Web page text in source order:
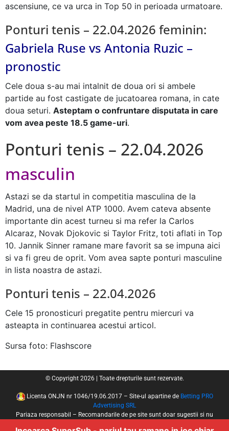
ascensiune, ce va urca in Top 50 in perioada urmatoare.
Ponturi tenis – 22.04.2026 feminin:
Gabriela Ruse vs Antonia Ruzic –
pronostic
Cele doua s-au mai intalnit de doua ori si ambele
partide au fost castigate de jucatoarea romana, in cate
doua seturi. Asteptam o confruntare disputata in care
vom avea peste 18.5 game-uri.
Ponturi tenis – 22.04.2026
masculin
Astazi se da startul in competitia masculina de la
Madrid, una de nivel ATP 1000. Avem cateva absente
importante din acest turneu si ma refer la Carlos
Alcaraz, Novak Djokovic si Taylor Fritz, toti aflati in Top
10. Jannik Sinner ramane mare favorit sa se impuna aici
si va fi greu de oprit. Vom avea sapte ponturi masculine
in lista noastra de astazi.
Ponturi tenis – 22.04.2026
Cele 15 pronosticuri pregatite pentru miercuri va
asteapta in continuarea acestui articol.
Sursa foto: Flashscore
© Copyright 2026 | Toate drepturile sunt rezervate.
Licenta ONJN nr 1046/19.06.2017 – Site-ul apartine de Betting PRO
Advertising SRL
Pariaza responsabil – Recomandarile de pe site sunt doar sugestii si nu